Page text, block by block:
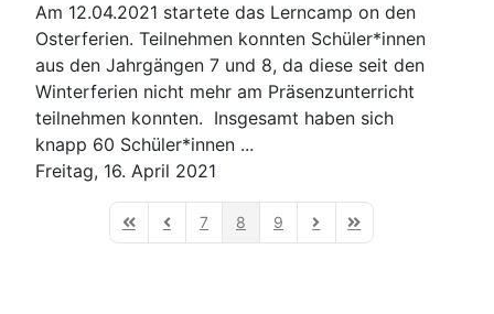
Am 12.04.2021 startete das Lerncamp on den
Osterferien. Teilnehmen konnten Schüler*innen
aus den Jahrgängen 7 und 8, da diese seit den
Winterferien nicht mehr am Präsenzunterricht
teilnehmen konnten. Insgesamt haben sich
knapp 60 Schüler*innen ...
Freitag, 16. April 2021
First PagePrevious Page
7 8 9 Next PageLast Page